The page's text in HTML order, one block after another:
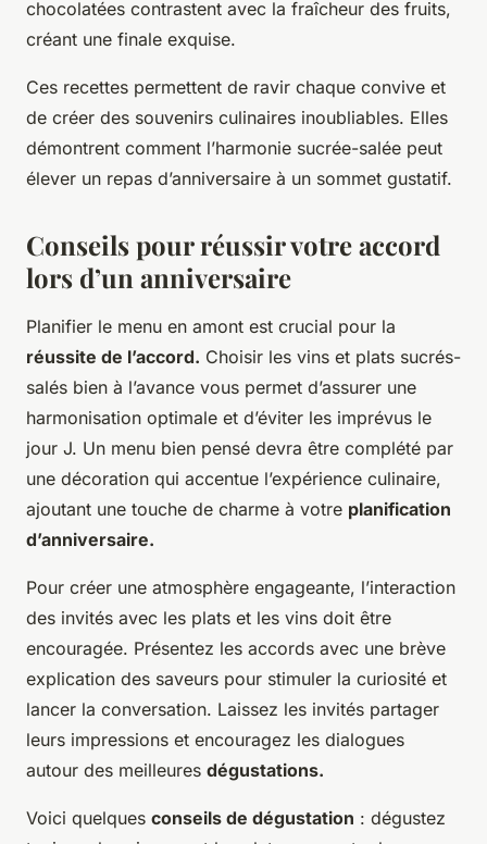
chocolatées contrastent avec la fraîcheur des fruits,
créant une finale exquise.
Ces recettes permettent de ravir chaque convive et
de créer des souvenirs culinaires inoubliables. Elles
démontrent comment l’harmonie sucrée-salée peut
élever un repas d’anniversaire à un sommet gustatif.
Conseils pour réussir votre accord
lors d’un anniversaire
Planifier le menu en amont est crucial pour la
réussite de l’accord. Choisir les vins et plats sucrés-
salés bien à l’avance vous permet d’assurer une
harmonisation optimale et d’éviter les imprévus le
jour J. Un menu bien pensé devra être complété par
une décoration qui accentue l’expérience culinaire,
ajoutant une touche de charme à votre planification
d’anniversaire.
Pour créer une atmosphère engageante, l’interaction
des invités avec les plats et les vins doit être
encouragée. Présentez les accords avec une brève
explication des saveurs pour stimuler la curiosité et
lancer la conversation. Laissez les invités partager
leurs impressions et encouragez les dialogues
autour des meilleures dégustations.
Voici quelques conseils de dégustation : dégustez